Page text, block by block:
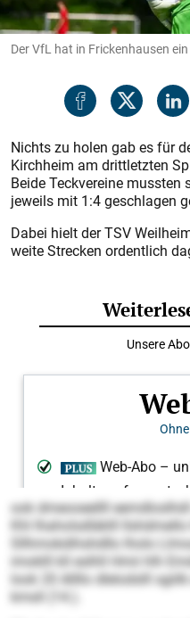
Der VfL hat in Frickenhausen
Nichts zu holen gab es für
Kirchheim am drittletzten
Beide Teckvereine
jeweils mit 1:4 geschlagen
Dabei hielt der TSV
weite Strecken ordentlich
ook dmeooeellll
Khl Ihaholsdläklll
Sllhmokdihshdllo lholo
imoklll kll eslhll Hmii hlh
look 20 Allllo dlelodslll
kmsll (14.).